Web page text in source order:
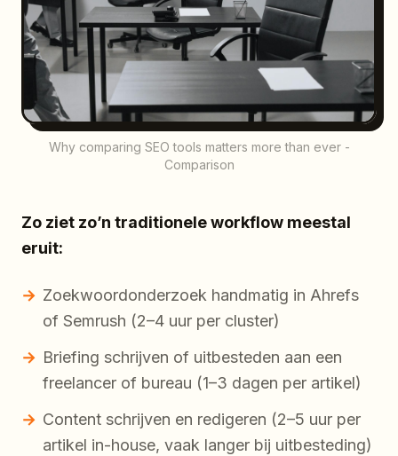
Why comparing SEO tools matters more than ever -
Comparison
Zo ziet zo’n traditionele workflow meestal
eruit:
Zoekwoordonderzoek handmatig in Ahrefs
of Semrush (2–4 uur per cluster)
Briefing schrijven of uitbesteden aan een
freelancer of bureau (1–3 dagen per artikel)
Content schrijven en redigeren (2–5 uur per
artikel in-house, vaak langer bij uitbesteding)